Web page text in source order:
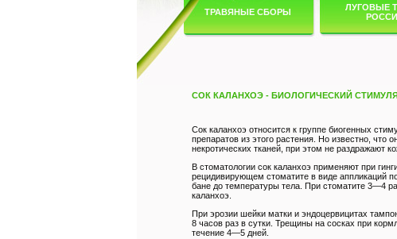
ТРАВЯНЫЕ СБОРЫ
ЛУГОВЫЕ
СОК КАЛАНХОЭ - БИОЛОГИЧЕСКИЙ
Сок каланхоэ относится к группе биогенных
препаратов из этого растения. Но известно,
некротических тканей, при этом не раздражают
В стоматологии сок каланхоэ применяют при
рецидивирующем стоматите в виде аппликаций
бане до температуры тела. При стоматите 3—4
каланхоэ.
При эрозии шейки матки и эндоцервицитах
8 часов раз в сутки. Трещины на сосках при
течение 4—5 дней.